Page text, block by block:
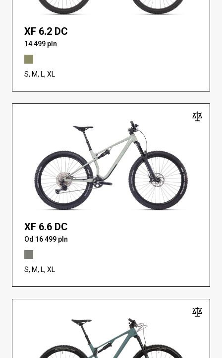
XF 6.2 DC
14 499 pln
S, M, L, XL
XF 6.6 DC
Od 16 499 pln
S, M, L, XL